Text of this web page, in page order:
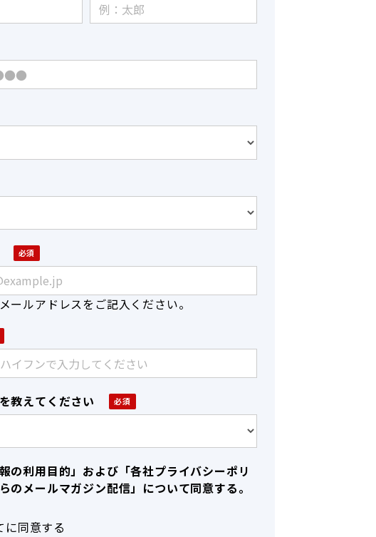
ールアドレスをご記入ください。
教えてください
の利用目的」および「各社プライバシーポリ
のメールマガジン配信」について同意する。
に同意する